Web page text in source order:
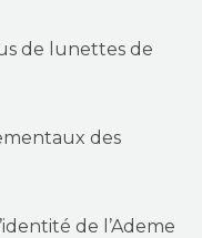
de lunettes de
des
de l’Ademe